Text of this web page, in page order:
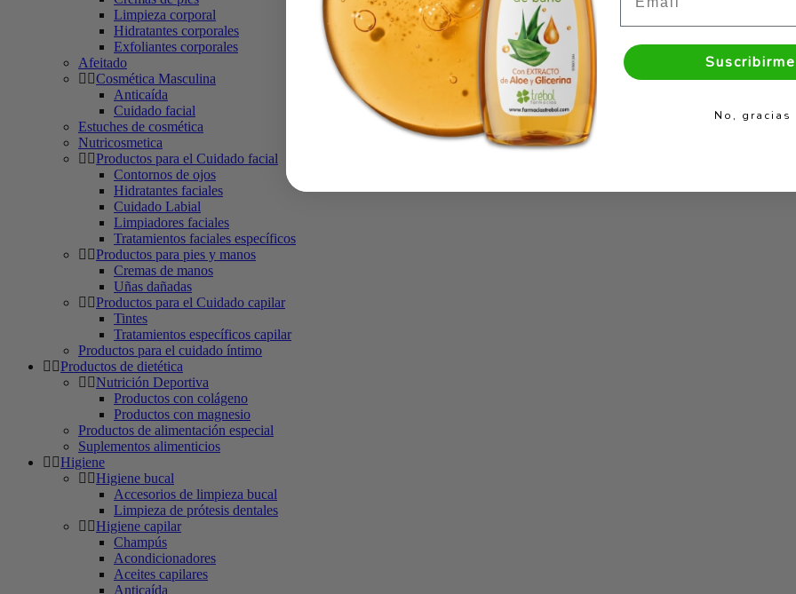
Limpieza corporal
Hidratantes corporales
Exfoliantes corporales
Afeitado
Cosmética Masculina
Anticaída
Cuidado facial
Estuches de cosmética
Nutricosmetica
Productos para el Cuidado facial
Contornos de ojos
Hidratantes faciales
Cuidado Labial
Limpiadores faciales
Tratamientos faciales específicos
Productos para pies y manos
Cremas de manos
Uñas dañadas
Productos para el Cuidado capilar
Tintes
Tratamientos específicos capilar
Productos para el cuidado íntimo
Productos de dietética
Nutrición Deportiva
Productos con colágeno
Productos con magnesio
Productos de alimentación especial
Suplementos alimenticios
Higiene
Higiene bucal
Accesorios de limpieza bucal
Limpieza de prótesis dentales
Higiene capilar
Champús
Acondicionadores
Aceites capilares
Anticaída
No, gracias